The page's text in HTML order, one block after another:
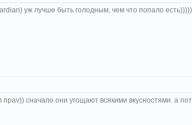
уж лучше быть голодным, чем что попало
праv)) сначало они угощают всякими вкусностями. а